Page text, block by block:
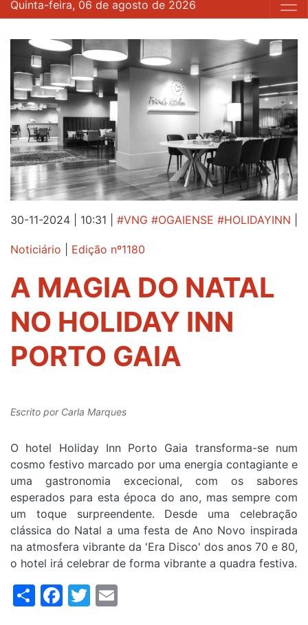
Quinta-feira, 06 de agosto de 2026
30-11-2024 | 10:31 #VNG #OGAIENSE #HOLIDAYINN
Noticiário Edição nº1180
A MAGIA DO NATAL
NO HOLIDAY INN
PORTO GAIA
Escrito por Carla Marques
O hotel Holiday Inn Porto Gaia transforma-se num
cosmo festivo marcado por uma energia contagiante e
uma gastronomia excecional, com os sabores
esperados para esta época do ano, mas sempre com
um toque surpreendente. Desde uma celebração
clássica do Natal a uma festa de Ano Novo inspirada
na atmosfera vibrante da 'Era Disco' dos anos 70 e 80,
o hotel irá celebrar de forma vibrante a quadra festiva.
ShareFacebook
Twitter